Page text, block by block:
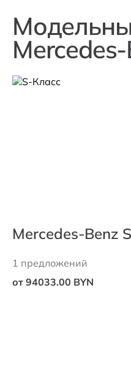
Mercedes-Benz
1 предложений
от 94033.00 BYN